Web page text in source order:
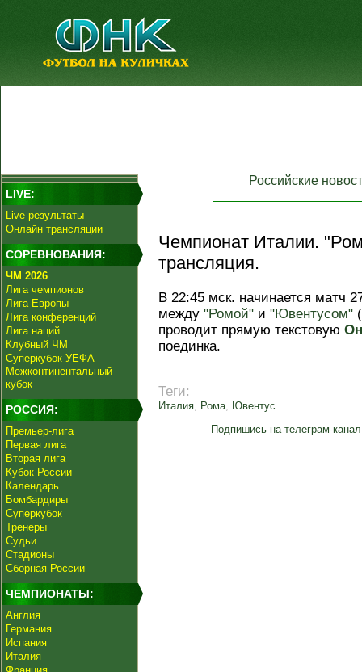
LIVE:
Live-результаты
Онлайн трансляции
СОРЕВНОВАНИЯ:
ЧМ 2026
Лига чемпионов
Лига Европы
Лига конференций
Лига наций
Клубный ЧМ
Суперкубок УЕФА
Межконтинентальный
кубок
РОССИЯ:
Премьер-лига
Первая лига
Вторая лига
Кубок России
Календарь
Бомбардиры
Суперкубок
Тренеры
Судьи
Стадионы
Сборная России
ЧЕМПИОНАТЫ:
Англия
Германия
Испания
Италия
Российские
Чемпионат Италии.
трансляция.
В 22:45 мск. начинается матч
между "Ромой" и "Ювентусом"
проводит прямую текстовую
поединка.
Теги:
Италия, Рома, Ювентус
Подпишись на телеграм-